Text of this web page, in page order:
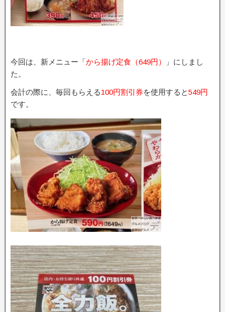
今回は、新メニュー「から揚げ定食（649円）
」にしまし
た。
会計の際に、毎回もらえる100円割引券を使用すると549円
です。